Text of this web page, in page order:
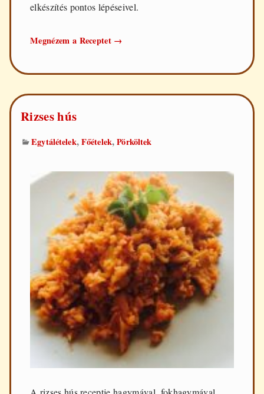
elkészítés pontos lépéseivel.
Megnézem a Receptet Brassói
→
Rizses hús
Egytálételek,Főételek,Pörköltek